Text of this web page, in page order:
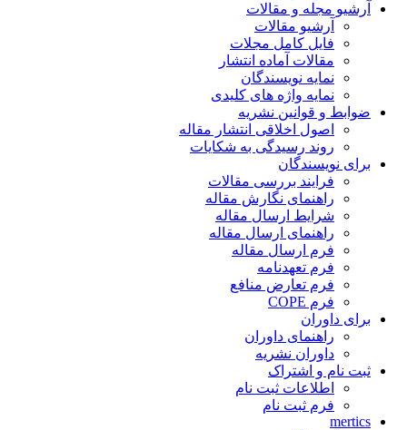
آرشیو مجله و مقالات
آرشیو مقالات
فایل کامل مجلات
مقالات آماده انتشار
نمایه نویسندگان
نمایه واژه های کلیدی
ضوابط و قوانین نشریه
اصول اخلاقی انتشار مقاله
روند رسیدگی به شکایات
برای نویسندگان
فرایند بررسی مقالات
راهنمای نگارش مقاله
شرایط ارسال مقاله
راهنمای ارسال مقاله
فرم ارسال مقاله
فرم تعهدنامه
فرم تعارض منافع
فرم COPE
برای داوران
راهنمای داوران
داوران نشریه
ثبت نام و اشتراک
اطلاعات ثبت نام
فرم ثبت نام
mertics